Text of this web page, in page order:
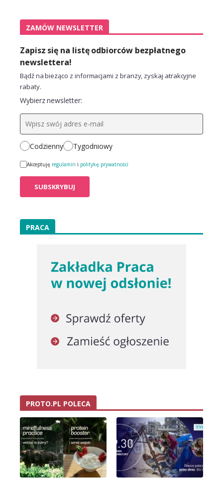
ZAMÓW NEWSLETTER
Zapisz się na listę odbiorców bezpłatnego
newslettera!
Bądź na bieżąco z informacjami z branży, zyskaj atrakcyjne
rabaty.
Wybierz newsletter:
Codzienny Tygodniowy
Akceptuję regulamin i politykę prywatności
PRACA
PROTO.PL POLECA